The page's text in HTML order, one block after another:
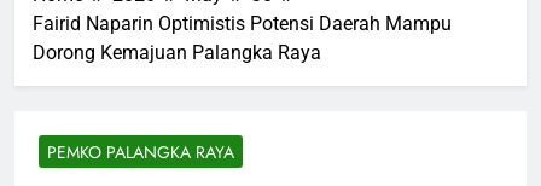
Fairid Naparin Optimistis Potensi Daerah Mampu
Dorong Kemajuan Palangka Raya
PEMKO PALANGKA RAYA